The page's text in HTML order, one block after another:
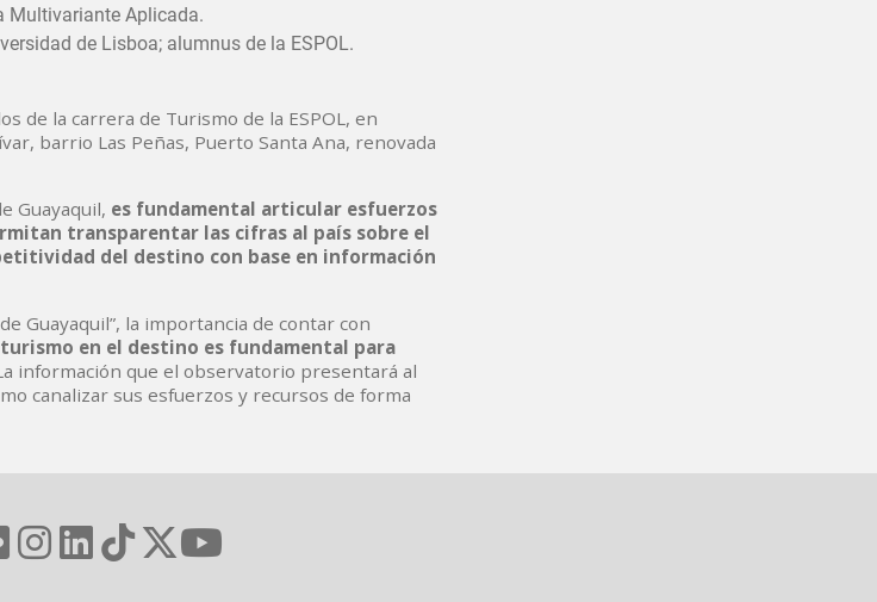
Multivariante Aplicada.
de Lisboa; alumnus de la ESPOL.
de la carrera de Turismo de la ESPOL, en
barrio Las Peñas, Puerto Santa Ana, renovada
Guayaquil, es fundamental articular esfuerzos
transparentar las cifras al país sobre el
del destino con base en información
Guayaquil”, la importancia de contar con
en el destino es fundamental para
información que el observatorio presentará al
canalizar sus esfuerzos y recursos de forma